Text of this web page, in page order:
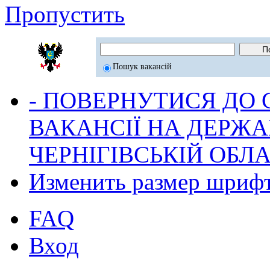
Пропустить
Пошук вакансій
- ПОВЕРНУТИСЯ ДО
ВАКАНСІЇ НА
ЧЕРНІГІВСЬКІЙ
Изменить размер
FAQ
Вход